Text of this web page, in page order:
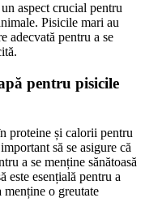
aspect crucial pentru
Pisicile mari au
adecvată pentru a se
pentru pisicile
proteine și calorii pentru
să se asigure că
a se menține sănătoasă
este esențială pentru a
menține o greutate